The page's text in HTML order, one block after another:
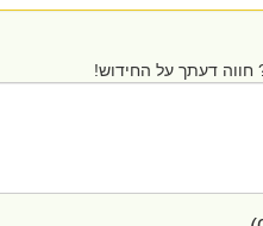
חווה דעתך על החידוש!